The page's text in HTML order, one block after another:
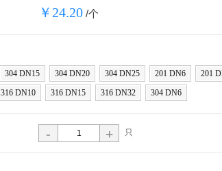
￥24.20 /个
304 DN15 304 DN20 304 DN25 201 DN6 201
316 DN10 316 DN15 316 DN32 304 DN6
- + 只